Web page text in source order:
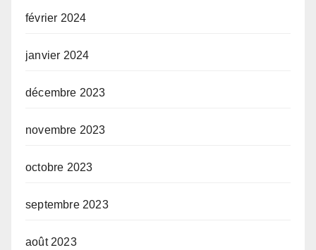
février 2024
janvier 2024
décembre 2023
novembre 2023
octobre 2023
septembre 2023
août 2023